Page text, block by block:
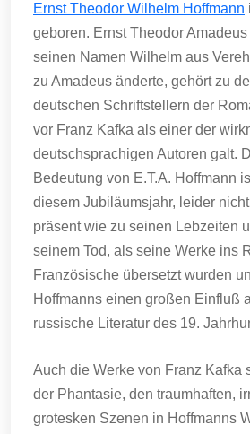
Ernst Theodor Wilhelm Hoffmann
geboren. Ernst Theodor
seinen Namen Wilhelm aus
zu Amadeus änderte, gehört zu
deutschen Schriftstellern der
vor Franz Kafka als einer der
deutschsprachigen Autoren galt.
Bedeutung von E.T.A. Hoffmann
diesem Jubiläumsjahr, leider
präsent wie zu seinen Lebzeiten
seinem Tod, als seine Werke ins
Französische übersetzt wurden
Hoffmanns einen großen Einfluß
russische Literatur des 19.
Auch die Werke von Franz Kafka
der Phantasie, den traumhaften,
grotesken Szenen in Hoffmanns